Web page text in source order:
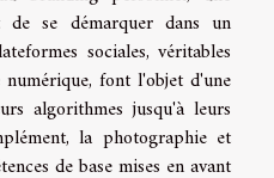
se démarquer dans un
sociales, véritables
font l'objet d'une
algorithmes jusqu'à leurs
la photographie et
de base mises en avant